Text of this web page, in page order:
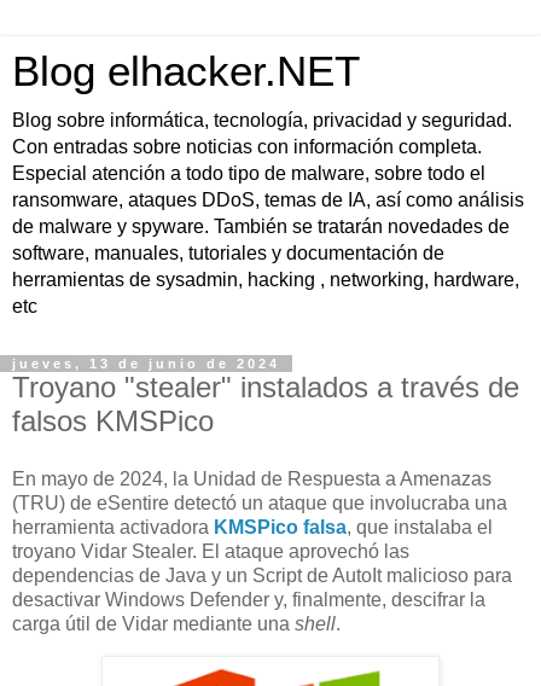
Blog elhacker.NET
Blog sobre informática, tecnología, privacidad y seguridad.
Con entradas sobre noticias con información completa.
Especial atención a todo tipo de malware, sobre todo el
ransomware, ataques DDoS, temas de IA, así como análisis
de malware y spyware. También se tratarán novedades de
software, manuales, tutoriales y documentación de
herramientas de sysadmin, hacking , networking, hardware,
etc
jueves, 13 de junio de 2024
Troyano "stealer" instalados a través de
falsos KMSPico
En mayo de 2024, la Unidad de Respuesta a Amenazas
(TRU) de eSentire detectó un ataque que involucraba una
herramienta activadora KMSPico falsa, que instalaba el
troyano Vidar Stealer. El ataque aprovechó las
dependencias de Java y un Script de AutoIt malicioso para
desactivar Windows Defender y, finalmente, descifrar la
carga útil de Vidar mediante una shell.